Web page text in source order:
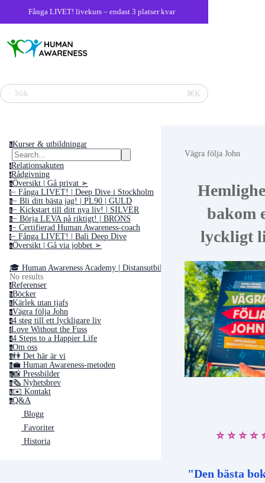
Fånga LIVET! livekurs – endast 3 platser kvar
Sök ⌘K
kKurser & utbildningar
rRelationsakuten
rRådgivning
oÖversikt | Gå privat ➢
f− Fånga LIVET! | Deep Dive i Stockholm
b− Bli ditt bästa jag! | PL90 | GULD
k− Kickstart till ditt nya liv! | SILVER
b− Börja LEVA på riktigt! | BRONS
c− Certifierad Human Awareness-coach
f− Fånga LIVET! | Bali Deep Dive
oÖversikt | Gå via jobbet ➢
🎓 Human Awareness Academy | Distansutbildningar ➢
No results
rReferenser
bBöcker
kKärlek utan tjafs
vVägra följa John
44 steg till ett lyckligare liv
lLove Without the Fuss
44 Steps to a Happier Life
oOm oss
d👫 Det här är vi
h💼 Human Awareness-metoden
p📸 Pressbilder
n🗞 Nyhetsbrev
k✉️ Kontakt
qQ&A
Blogg
Favoriter
Historia
Vägra följa John
bakom
lyckligt
⭐️ ⭐️ ⭐️ ⭐️
"Den bästa